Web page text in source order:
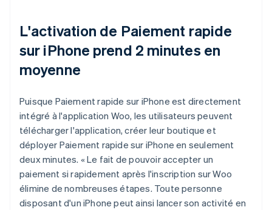
L'activation de Paiement rapide
sur iPhone prend 2 minutes en
moyenne
Puisque Paiement rapide sur iPhone est directement
intégré à l'application Woo, les utilisateurs peuvent
télécharger l'application, créer leur boutique et
déployer Paiement rapide sur iPhone en seulement
deux minutes. « Le fait de pouvoir accepter un
paiement si rapidement après l'inscription sur Woo
élimine de nombreuses étapes. Toute personne
disposant d'un iPhone peut ainsi lancer son activité en